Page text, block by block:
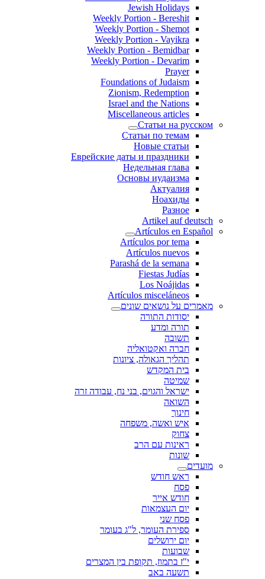
Jewish Holidays
Weekly Portion - Bereshit
Weekly Portion - Shemot
Weekly Portion - Vayikra
Weekly Portion - Bemidbar
Weekly Portion - Devarim
Prayer
Foundations of Judaism
Zionism, Redemption
Israel and the Nations
Miscellaneous articles
Статьи на русском
Статьи по темам
Новые статьи
Еврейские даты и праздники
Недельная глава
Основы иудаизма
Актуалия
Ноахиды
Разное
Artikel auf deutsch
Artículos en Español
Artículos por tema
Artículos nuevos
Parashá de la semana
Fiestas Judías
Los Noájidas
Artículos misceláneos
מאמרים על נושאים שונים
יסודות התורה
תורה ומדע
תשובה
חברה ואקטואליה
תהליך הגאולה, ציונות
בית המקדש
שמיטה
ישראל והגוים, בני נח, עבודה זרה
השואה
חינוך
איש ואשה, משפחה
צחוק
ראינות עם הרב
שונות
מועדים
ראש חודש
פסח
חודש אייר
יום העצמאות
פסח שני
ספירת העומר, ל"ג בעומר
יום ירושלים
שבועות
י"ז בתמוז, תקופת בין המצרים
תשעה באב